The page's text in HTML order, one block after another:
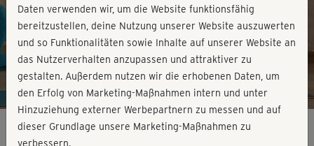
Play
Video
Daten verwenden wir, um die Website funktionsfähig
bereitzustellen, deine Nutzung unserer Website auszuwerten
und so Funktionalitäten sowie Inhalte auf unserer Website an
das Nutzerverhalten anzupassen und attraktiver zu
gestalten. Außerdem nutzen wir die erhobenen Daten, um
den Erfolg von Marketing-Maßnahmen intern und unter
Hinzuziehung externer Werbepartnern zu messen und auf
dieser Grundlage unsere Marketing-Maßnahmen zu
verbessern.